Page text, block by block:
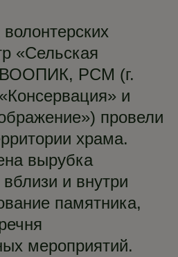
«Сельская
РСМ (г.
и
провели
храма.
вырубка
и внутри
памятника,
мероприятий.